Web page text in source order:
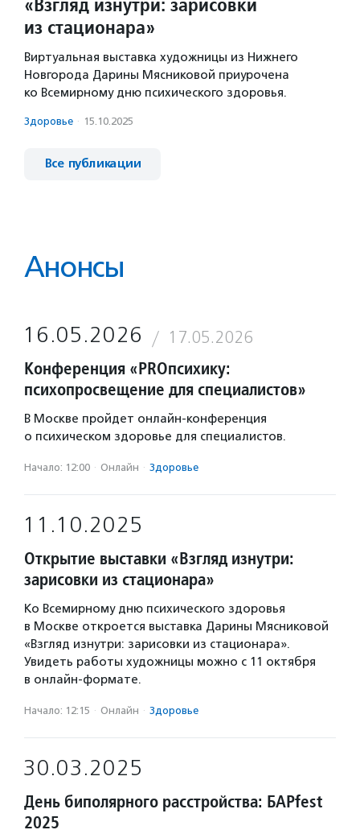
из стационара»
Виртуальная выставка художницы из Нижнего
Новгорода Дарины Мясниковой приурочена
ко Всемирному дню психического здоровья.
Здоровье · 15.10.2025
Все публикации
Анонсы
16.05.2026 17.05.2026
Конференция «PROпсихику:
психопросвещение для специалистов»
В Москве пройдет онлайн-конференция
о психическом здоровье для специалистов.
Начало: 12:00 · Онлайн · Здоровье
11.10.2025
Открытие выставки «Взгляд изнутри:
зарисовки из стационара»
Ко Всемирному дню психического здоровья
в Москве откроется выставка Дарины Мясниковой
«Взгляд изнутри: зарисовки из стационара».
Увидеть работы художницы можно с 11 октября
в онлайн-формате.
Начало: 12:15 · Онлайн · Здоровье
30.03.2025
День биполярного расстройства: БАРfest
2025